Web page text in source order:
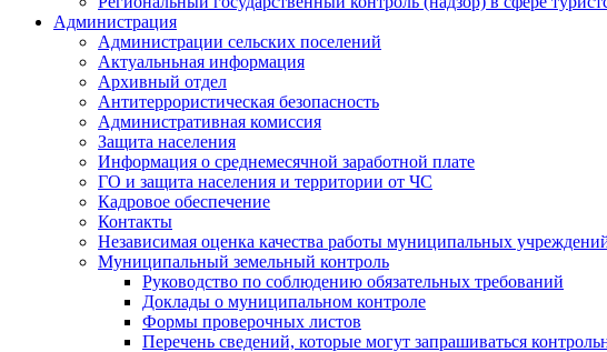
Администрация
Администрации сельских поселений
Актуальньная информация
Архивный отдел
Антитеррористическая безопасность
Административная комиссия
Защита населения
Информация о среднемесячной заработной плате
ГО и защита населения и территории от ЧС
Кадровое обеспечение
Контакты
Независимая оценка качества работы муниципальных
Муниципальный земельный контроль
Руководство по соблюдению обязательных требований
Доклады о муниципальном контроле
Формы проверочных листов
Перечень сведений, которые могут запрашиваться